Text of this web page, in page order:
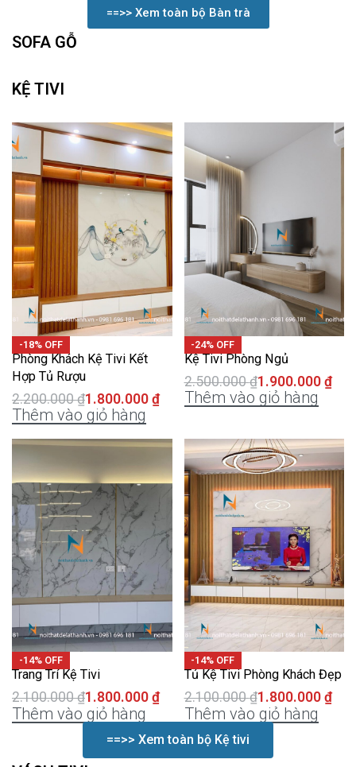
==>> Xem toàn bộ Bàn trà
SOFA GỖ
KỆ TIVI
-18% OFF
Phòng Khách Kệ Tivi Kết
Hợp Tủ Rượu
2.200.000₫1.800.000 ₫
Thêm vào giỏ hàng
-24% OFF
Kệ Tivi Phòng Ngủ
2.500.000₫1.900.000 ₫
Thêm vào giỏ hàng
-14% OFF
Trang Trí Kệ Tivi
2.100.000₫1.800.000 ₫
Thêm vào giỏ hàng
-14% OFF
Tủ Kệ Tivi Phòng Khách Đẹp
2.100.000₫1.800.000 ₫
Thêm vào giỏ hàng
==>> Xem toàn bộ Kệ tivi